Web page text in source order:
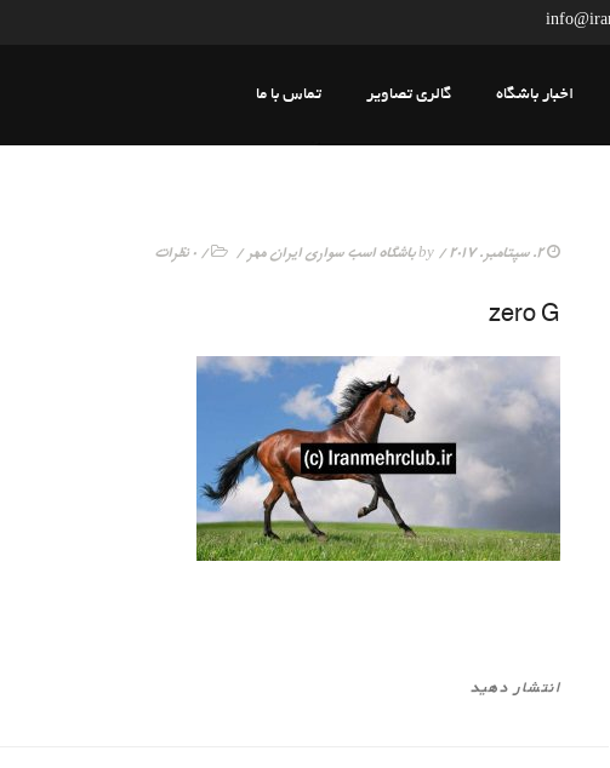
اخبار باشگاه گالری تصاویر تماس با ما
2. سپتامبر. 2017 / by باشگاه اسب سواری ایران مهر /
/0 نظرات
zero G
انتشار دهید